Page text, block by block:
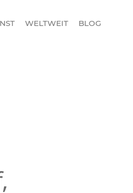
WELTWEIT
BLOG